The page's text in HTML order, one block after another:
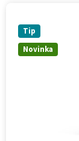
Novinka
Tip